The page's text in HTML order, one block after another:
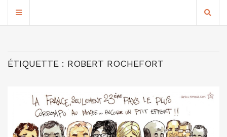
ÉTIQUETTE : ROBERT ROCHEFORT